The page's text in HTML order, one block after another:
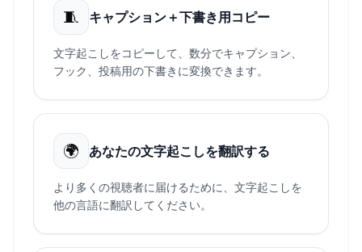
🧵 キャプション＋下書き用コピー
文字起こしをコピーして、数分でキャプション、
フック、投稿用の下書きに変換できます。
🌍 あなたの文字起こしを翻訳する
より多くの視聴者に届けるために、文字起こしを
他の言語に翻訳してください。